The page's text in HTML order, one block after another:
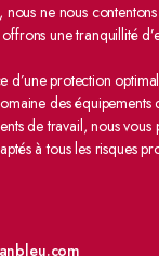
ne nous
une tranquillité
d’une protection
des équipements
de travail, nous
à tous les risques